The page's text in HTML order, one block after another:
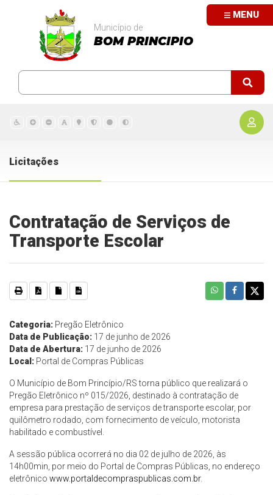
MENU
Município de
BOM PRINCIPIO
Licitações
Contratação de Serviços de
Transporte Escolar
Categoria: Pregão Eletrônico
Data de Publicação: 17 de junho de 2026
Data de Abertura: 17 de junho de 2026
Local: Portal de Compras Públicas
O Município de Bom Princípio/RS torna público que realizará o
Pregão Eletrônico nº 015/2026, destinado à contratação de
empresa para prestação de serviços de transporte escolar, por
quilômetro rodado, com fornecimento de veículo, motorista
habilitado e combustível.
A sessão pública ocorrerá no dia 02 de julho de 2026, às
14h00min, por meio do Portal de Compras Públicas, no endereço
eletrônico www.portaldecompraspublicas.com.br.